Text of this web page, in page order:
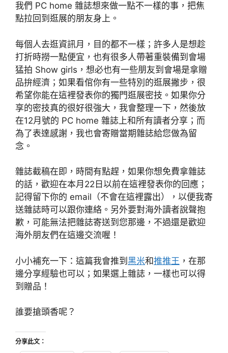
我們 PC home 雜誌想來做一點不一樣的事，把焦
點拉回到逛展的朋友身上。
每個人去逛資訊月，目的都不一樣；許多人是想趁
打折時撈一點便宜，也有很多人帶著重裝備到會場
猛拍 Show girls，想必也有一些朋友到會場是拿贈
品拚經濟；如果看倌你有一些特別的逛展撇步，很
希望你能在這裡發表你的獨門逛展密技。如果你分
享的密技真的很好很強大，我會整理一下，然後放
在12月號的 PC home 雜誌上和所有讀者分享；而
為了表達感謝，我也會寄贈當期雜誌給您做為留
念。
雜誌截稿在即，時間有點趕，如果你想免費拿雜誌
的話，歡迎在本月22日以前在這裡發表你的回應；
記得留下你的 email（不會在這裡露出），以便我寄
送雜誌時可以跟你連絡。另外要對海外讀者說聲抱
歉，可能無法把雜誌寄送到您那邊，不過還是歡迎
海外朋友們在這邊交流喔！
小小補充一下：這篇我會推到 黑米和推推王 ，在那
邊分享經驗也可以；如果選上雜誌，一樣也可以得
到贈品！
誰要搶頭香呢？
分享此文：